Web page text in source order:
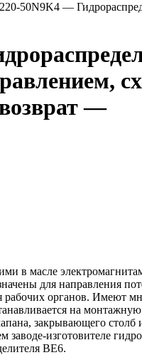
50N9K4 —
—
в масле
для направления
рабочих органов. Имеют
на
закрывающего столб
изготовителе
ВЕ6.